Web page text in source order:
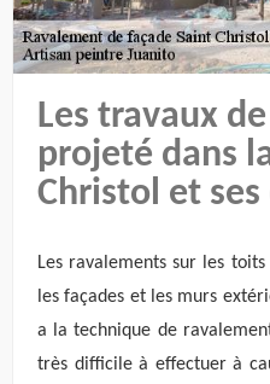
Les travaux
projeté dans
Christol et
Les ravalements sur les
les façades et les murs
a la technique de
très difficile à effectuer à